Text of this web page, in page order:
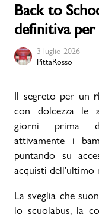
Marchi
Accedi |
Carrello
negozi
Back to
definitiva
3 luglio 2026
PittaRosso
Il segreto per un
con dolcezza le
giorni prima
attivamente i
puntando su
acquisti dell'ultimo
La sveglia che
lo scuolabus, la